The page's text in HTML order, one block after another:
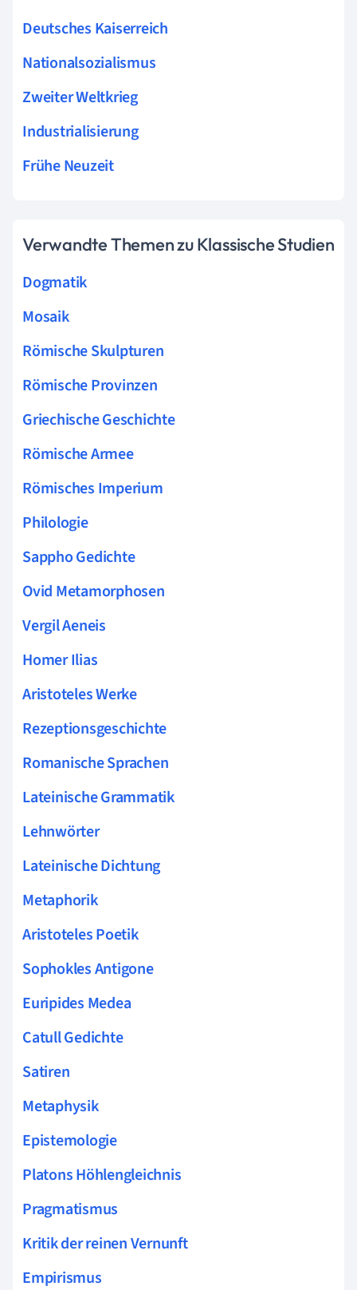
Deutsches Kaiserreich
Nationalsozialismus
Zweiter Weltkrieg
Industrialisierung
Frühe Neuzeit
Verwandte Themen zu Klassische Studien
Dogmatik
Mosaik
Römische Skulpturen
Römische Provinzen
Griechische Geschichte
Römische Armee
Römisches Imperium
Philologie
Sappho Gedichte
Ovid Metamorphosen
Vergil Aeneis
Homer Ilias
Aristoteles Werke
Rezeptionsgeschichte
Romanische Sprachen
Lateinische Grammatik
Lehnwörter
Lateinische Dichtung
Metaphorik
Aristoteles Poetik
Sophokles Antigone
Euripides Medea
Catull Gedichte
Satiren
Metaphysik
Epistemologie
Platons Höhlengleichnis
Pragmatismus
Kritik der reinen Vernunft
Empirismus